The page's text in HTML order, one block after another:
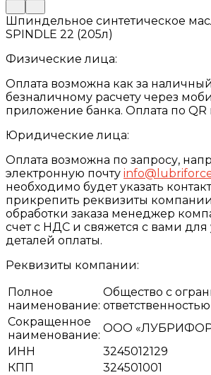
Шпиндельное синтетическое
SPINDLE 22 (205л)
Физические лица:
Оплата возможна как за
безналичному расчету через
приложение банка. Оплата по QR
Юридические лица:
Оплата возможна по запросу,
электронную почту
необходимо будет указать
прикрепить реквизиты
обработки заказа менеджер
счет с НДС и свяжется с вами для
деталей оплаты.
Реквизиты компании:
Полное
наименование:
Общество с
Сокращенное
наименование:
ООО
ИНН
3245012129
КПП
324501001